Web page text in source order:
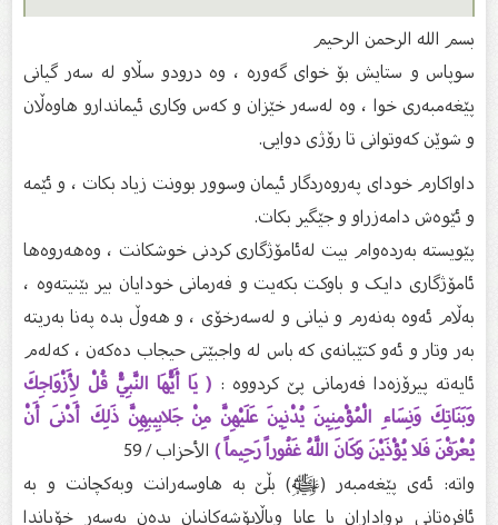
بسم الله الرحمن الرحیم
سوپاس و ستایش بۆ خواى گەورە ، وە درودو سڵاو لە سەر گیانى
پێغەمبەرى خوا ، وە لەسەر خێزان و كەس وكارى ئیماندارو هاوەڵان
و شوێن كەوتوانى تا رۆژى دوایى.
داواکارم خودای پەروەردگار ئیمان وسوور بوونت زیاد بکات ، و ئێمە
و ئێوەش دامەزراو و جێگیر بکات.
پێویستە بەردەوام بیت لەئامۆژگاری کردنى خوشکانت ، وەهەروەها
ئامۆژگاری دایک و باوکت بکەیت و فەرمانی خودایان بیر بێنیتەوە ،
بەڵام ئەوە بەنەرم و نیانی و لەسەرخۆی ، و هەوڵ بدە پەنا بەریتە
بەر وتار و ئەو کتێبانەی کە باس لە واجبێتی حیجاب دەکەن ، کەلەم
ئایەتە پیرۆزەدا فەرمانی پێ کردووە : ( يَا أَيُّهَا النَّبِيُّ قُلْ لِأَزْوَاجِكَ
وَبَنَاتِكَ وَنِسَاءِ الْمُؤْمِنِينَ يُدْنِينَ عَلَيْهِنَّ مِنْ جَلابِيبِهِنَّ ذَلِكَ أَدْنَى أَنْ
يُعْرَفْنَ فَلا يُؤْذَيْنَ وَكَانَ اللَّهُ غَفُوراً رَحِيماً )الأحزاب / 59
واتە: ئەی پێغەمبەر (ﷺ) بڵێ بە ھاوسەرانت وبەکچانت و بە
ئافرەتانی بڕواداران با عابا وباڵاپۆشەکانیان بدەن بەسەر خۆیاندا